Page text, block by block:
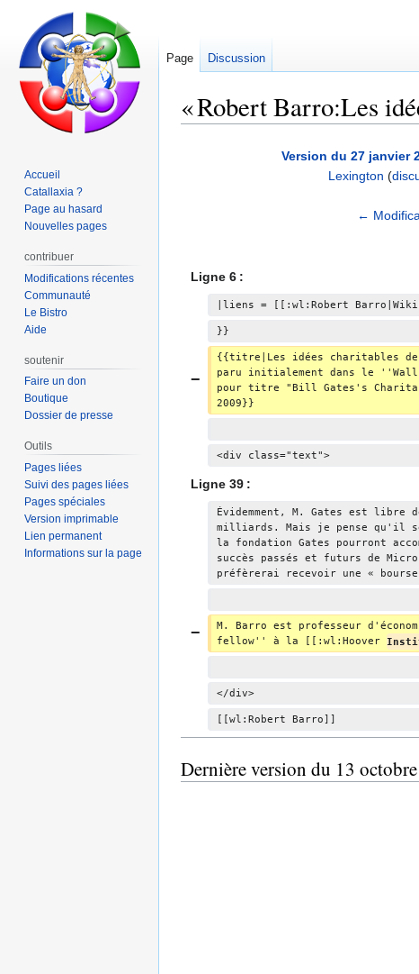
« Robert Barro:Les
Version du 27 janvier
Lexington (
u
m
a
←
Ligne 6 :
|liens = [[:wl:Robert
}}
{{titre|Les idées charitables
paru initialement dans le
pour titre "Bill Gates's
2009}}
<div class="text">
Ligne 39 :
Évidemment, M. Gates est
milliards. Mais je pense qu'il
la fondation Gates pourront
succès passés et futurs de
préfèrerai recevoir une «
M. Barro est professeur
fellow'' à la [[:wl:Hoover
</div>
[[wl:Robert Barro]]
Dernière version du 13
Page Discussion
Accueil
Catallaxia ?
Page au hasard
Nouvelles pages
contribuer
Modifications récentes
Communauté
Le Bistro
Aide
soutenir
Faire un don
Boutique
Dossier de presse
Outils
Pages liées
Suivi des pages liées
Pages spéciales
Version imprimable
Lien permanent
Informations sur la page